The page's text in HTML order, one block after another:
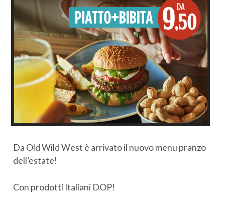
Da Old Wild West è arrivato il nuovo menu pranzo
dell’estate!
Con prodotti Italiani DOP!